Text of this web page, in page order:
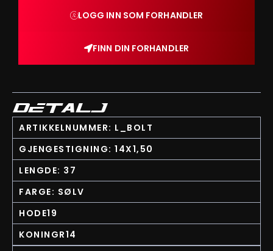
LOGG INN SOM FORHANDLER
FINN DIN FORHANDLER
DETALJ
ARTIKKELNUMMER: L_BOLT
GJENGESTIGNING: 14X1,50
LENGDE: 37
FARGE: SØLV
HODE19
KONINGR14